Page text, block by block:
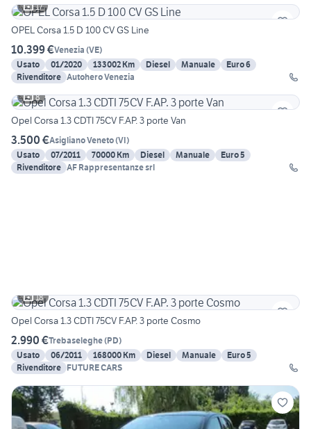
17
OPEL Corsa 1.5 D 100 CV GS Line
10.399 €Venezia (VE)
Usato
01/2020 133002 Km Diesel Manuale
Euro 6
Rivenditore Autohero Venezia
8
Opel Corsa 1.3 CDTI 75CV F.AP. 3 porte Van
3.500 €Asigliano Veneto(VI)
Usato
07/2011 70000 Km Diesel Manuale
Euro 5
Rivenditore AF Rappresentanze srl
18
Opel Corsa 1.3 CDTI 75CV F.AP. 3 porte Cosmo
2.990 €Trebaseleghe(PD)
Usato
06/2011 168000 Km Diesel Manuale
Euro 5
Rivenditore FUTURE CARS